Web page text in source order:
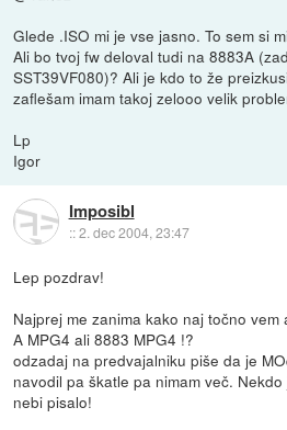
Glede .ISO mi je vse jasno. To sem si
Ali bo tvoj fw deloval tudi na 8883A
SST39VF080)? Ali je kdo to že
zaflešam imam takoj zelooo velik
Lp
Igor
Imposibl
::2. dec 2004, 23:47
Lep pozdrav!
Najprej me zanima kako naj točno
A MPG4 ali 8883 MPG4 !?
odzadaj na predvajalniku piše da je
navodil pa škatle pa nimam več.
nebi pisalo!